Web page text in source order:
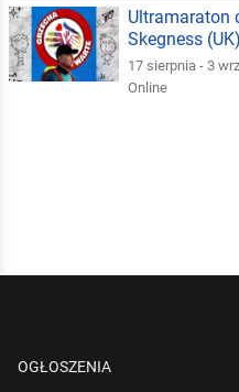
Ultramaraton
Skegness
17 sierpnia - 3
Online
OGŁOSZENIA